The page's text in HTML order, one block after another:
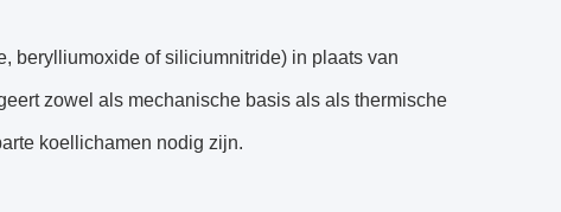
berylliumoxide of siliciumnitride) in plaats van
zowel als mechanische basis als als thermische
koellichamen nodig zijn.